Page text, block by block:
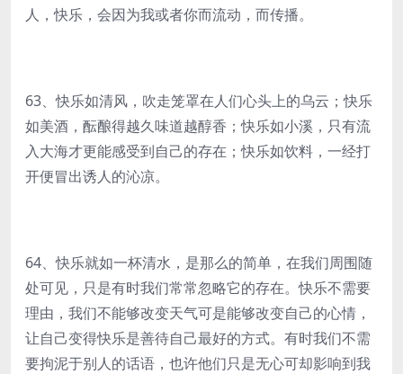
人，快乐，会因为我或者你而流动，而传播。
63、快乐如清风，吹走笼罩在人们心头上的乌云；快乐
如美酒，酝酿得越久味道越醇香；快乐如小溪，只有流
入大海才更能感受到自己的存在；快乐如饮料，一经打
开便冒出诱人的沁凉。
64、快乐就如一杯清水，是那么的简单，在我们周围随
处可见，只是有时我们常常忽略它的存在。快乐不需要
理由，我们不能够改变天气可是能够改变自己的心情，
让自己变得快乐是善待自己最好的方式。有时我们不需
要拘泥于别人的话语，也许他们只是无心可却影响到我